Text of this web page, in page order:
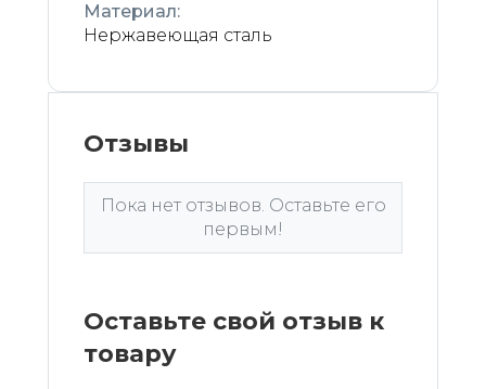
Материал:
Нержавеющая сталь
Отзывы
Пока нет отзывов. Оставьте его
первым!
Оставьте свой отзыв к
товару